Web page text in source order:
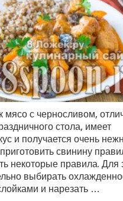
мясо с черносливом,
стола, имеет
и получается очень
свинину
некоторые правила. Для
выбирать
и нарезать …